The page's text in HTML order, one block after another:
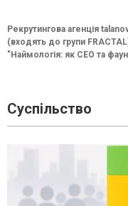
Рекрутингова агенція
(входять до групи
"Наймологія: як СEO та
Суспільство